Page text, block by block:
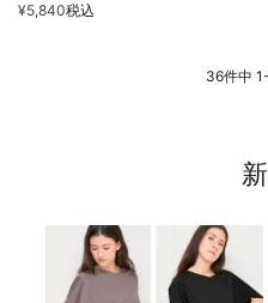
¥5,840税込
36件中 1-